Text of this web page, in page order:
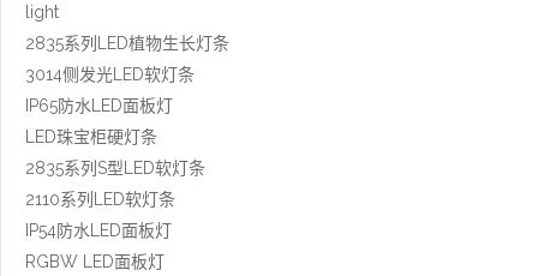
light
2835系列LED植物生长灯条
3014侧发光LED软灯条
IP65防水LED面板灯
LED珠宝柜硬灯条
2835系列S型LED软灯条
2110系列LED软灯条
IP54防水LED面板灯
RGBW LED面板灯